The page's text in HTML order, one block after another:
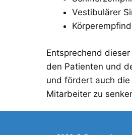
Vestibulärer
Entsprechend
den Patienten und
und fördert auch
Mitarbeiter zu